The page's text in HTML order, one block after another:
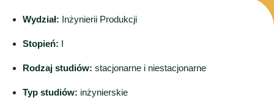
Wydział: Inżynierii Produkcji
Stopień: I
Rodzaj studiów: stacjonarne i niestacjonarne
Typ studiów: inżynierskie